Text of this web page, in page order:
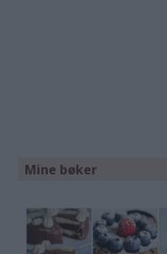
Mine bøker